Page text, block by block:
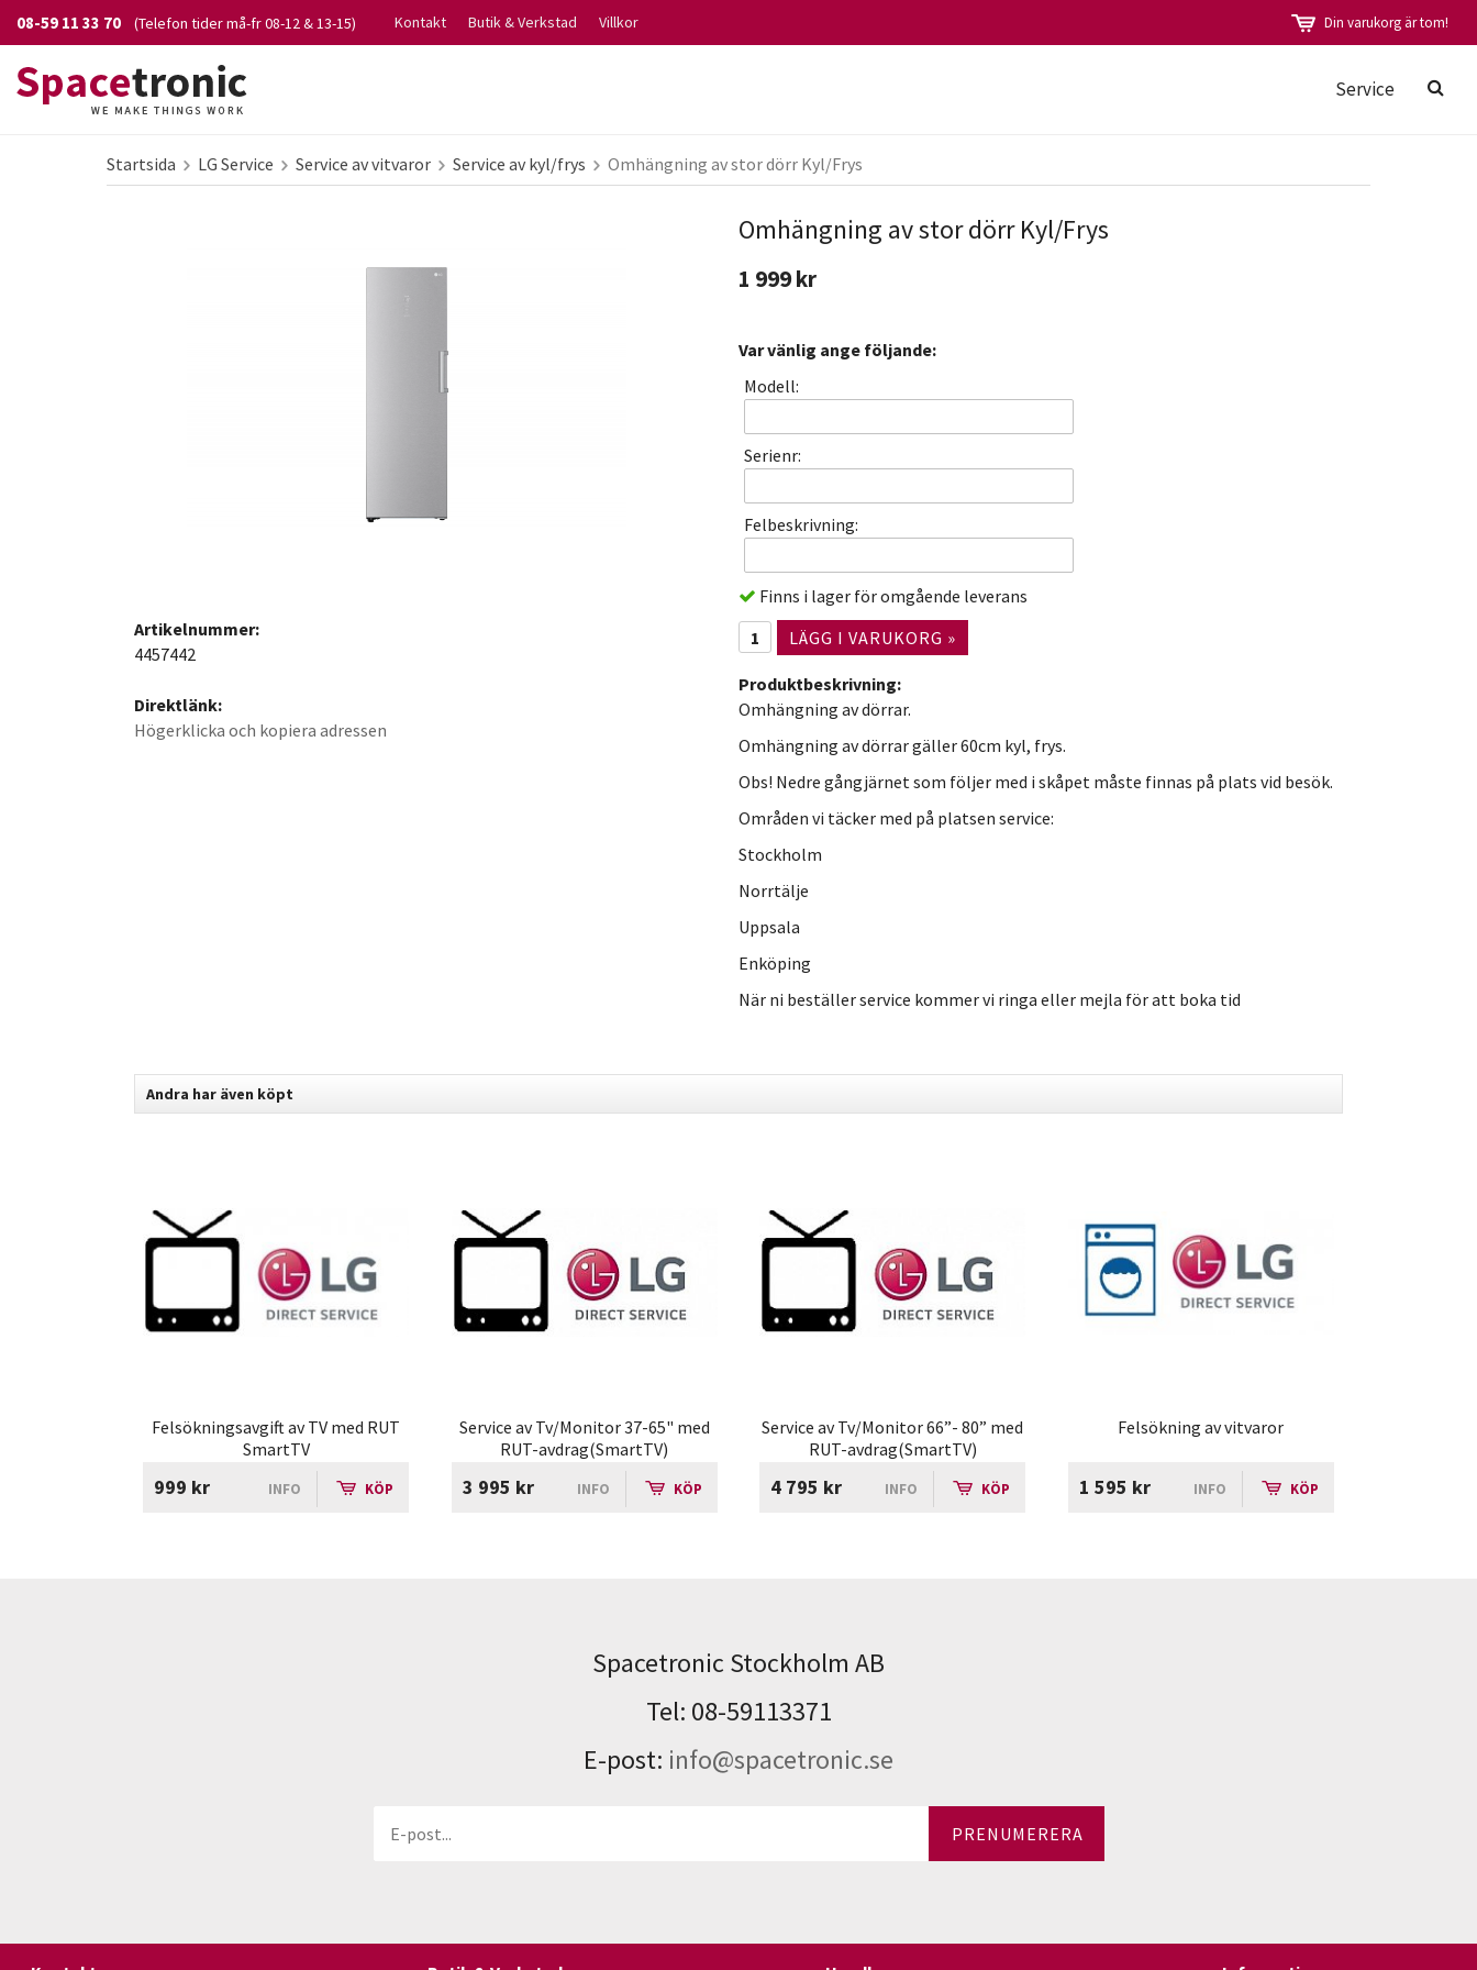
08-59 11 33 70 (Telefon tider må-fr 08-12 & 13-15) Kontakt Butik & Verkstad Villkor Din varukorg är tom!
Service
Startsida LG Service Service av vitvaror Service av kyl/frys Omhängning av stor dörr Kyl/Frys
Omhängning av stor dörr Kyl/Frys
1 999 kr
Var vänlig ange följande:
Modell:
Serienr:
Felbeskrivning:
Finns i lager för omgående leverans
LÄGG I VARUKORG »
Produktbeskrivning:
Omhängning av dörrar.
Omhängning av dörrar gäller 60cm kyl, frys.
Obs! Nedre gångjärnet som följer med i skåpet måste finnas på plats vid besök.
Områden vi täcker med på platsen service:
Stockholm
Norrtälje
Uppsala
Enköping
När ni beställer service kommer vi ringa eller mejla för att boka tid
Artikelnummer:
4457442
Direktlänk:
Högerklicka och kopiera adressen
Andra har även köpt
Felsökningsavgift av TV med RUT
SmartTV
999 kr INFO KÖP
Service av Tv/Monitor 37-65" med
RUT-avdrag(SmartTV)
3 995 kr INFO KÖP
Service av Tv/Monitor 66”- 80” med
RUT-avdrag(SmartTV)
4 795 kr INFO KÖP
Felsökning av vitvaror
1 595 kr INFO KÖP
Spacetronic Stockholm AB
Tel: 08-59113371
E-post: info@spacetronic.se
PRENUMERERA